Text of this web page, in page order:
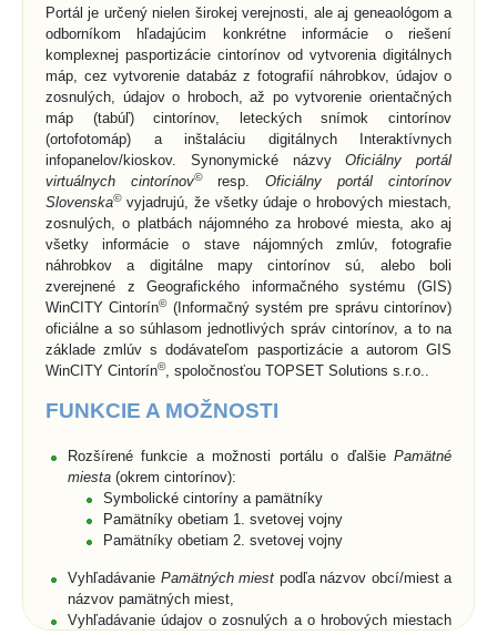
Portál je určený nielen širokej verejnosti, ale aj geneaológom a
odborníkom hľadajúcim konkrétne informácie o riešení
komplexnej pasportizácie cintorínov od vytvorenia digitálnych
máp, cez vytvorenie databáz z fotografií náhrobkov, údajov o
zosnulých, údajov o hroboch, až po vytvorenie orientačných
máp (tabúľ) cintorínov, leteckých snímok cintorínov
(ortofotomáp) a inštaláciu digitálnych Interaktívnych
infopanelov/kioskov. Synonymické názvyOficiálny portál
virtuálnych cintorínov©resp. Oficiálny portál cintorínov
Slovenska©vyjadrujú, že všetky údaje o hrobových miestach,
zosnulých, o platbách nájomného za hrobové miesta, ako aj
všetky informácie o stave nájomných zmlúv, fotografie
náhrobkov a digitálne mapy cintorínov sú, alebo boli
zverejnené z Geografického informačného systému (GIS)
WinCITY Cintorín©(Informačný systém pre správu cintorínov)
oficiálne a so súhlasom jednotlivých správ cintorínov, a to na
základe zmlúv s dodávateľom pasportizácie a autorom GIS
WinCITY Cintorín©, spoločnosťou TOPSET Solutions s.r.o..
FUNKCIE A MOŽNOSTI
Rozšírené funkcie a možnosti portálu o ďalšie Pamätné
miesta (okrem cintorínov):
Symbolické cintoríny a pamätníky
Pamätníky obetiam 1. svetovej vojny
Pamätníky obetiam 2. svetovej vojny
Vyhľadávanie Pamätných miest podľa názvov obcí/miest a
názvov pamätných miest,
Vyhľadávanie údajov o zosnulých a o hrobových miestach